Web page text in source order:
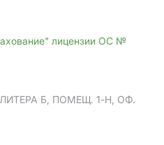
лицензии ОС №
Б, ПОМЕЩ. 1-Н, ОФ.